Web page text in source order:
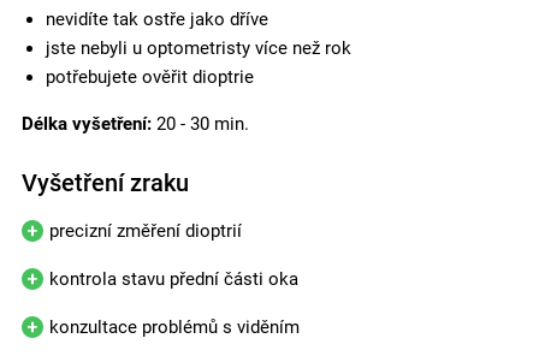
nevidíte tak ostře jako dříve
jste nebyli u optometristy více než rok
potřebujete ověřit dioptrie
Délka vyšetření: 20 - 30 min.
Vyšetření zraku
precizní změření dioptrií
kontrola stavu přední části oka
konzultace problémů s viděním